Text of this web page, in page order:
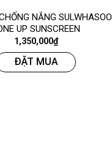
NẮNG SULWHASOO
UP SUNSCREEN
1,350,000₫
ĐẶT MUA